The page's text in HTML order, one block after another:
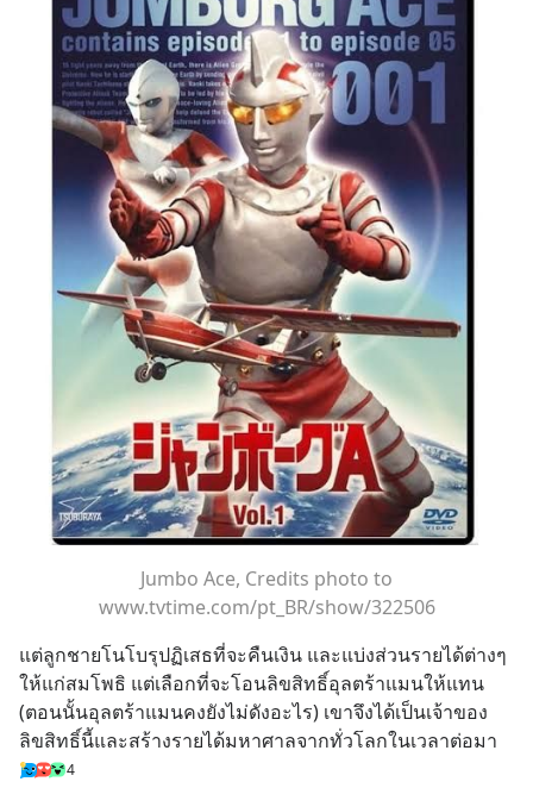
Jumbo Ace, Credits photo to
www.tvtime.com/pt_BR/show/322506
แต่ลูกชายโนโบรุปฏิเสธที่จะคืนเงิน และแบ่งส่วนรายได้ต่างๆ
ให้แก่สมโพธิ แต่เลือกที่จะโอนลิขสิทธิ์อุลตร้าแมนให้แทน
(ตอนนั้นอุลตร้าแมนคงยังไม่ดังอะไร) เขาจึงได้เป็นเจ้าของ
ลิขสิทธิ์นี้และสร้างรายได้มหาศาลจากทั่วโลกในเวลาต่อมา
4